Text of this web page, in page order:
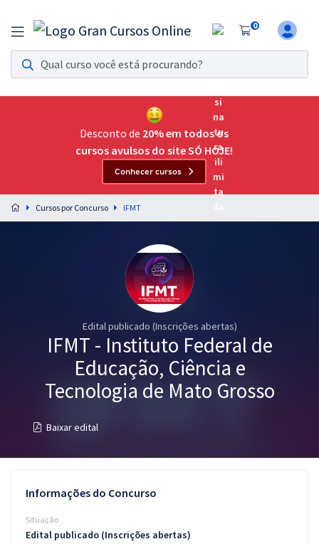
0
Assinatura Ilimitada 11
Acesso a todos os cursos. Teste grátis por 7 dias!
Assinatura OAB Até Passar
Acesso ilimitado a toda preparação para o Exame da
Preparação completa e intensiva para as principais
residências em saúde do Brasil
Mentorias
Conteúdo gratuito
Blog
Desconto de 20% em todos os
cursos avulsos do site SÓ HOJE!
Conhecer cursos
Cursos por Concurso IFMT
Edital publicado (Inscrições abertas)
IFMT - Instituto Federal de
Educação, Ciência e
Tecnologia de Mato Grosso
Baixar edital
Informações do Concurso
Situação
Edital publicado (Inscrições abertas)